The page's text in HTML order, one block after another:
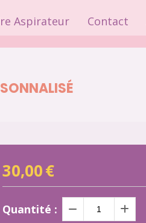
Aspirateur Contact
30,00€
Quantité :